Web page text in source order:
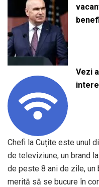
Vezi
Chefi la Cuțite este unul
de televiziune, un brand
de peste 8 ani de zile,
merită să se bucure în